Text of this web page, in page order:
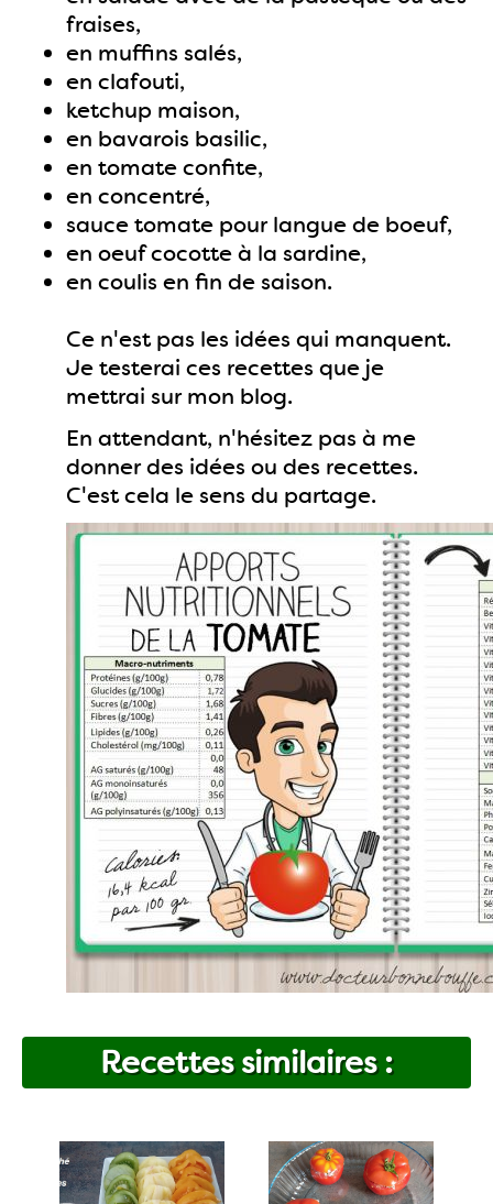
fraises,
en muffins salés,
en clafouti,
ketchup maison,
en bavarois basilic,
en tomate confite,
en concentré,
sauce tomate pour langue de boeuf,
en oeuf cocotte à la sardine,
en coulis en fin de saison.
Ce n'est pas les idées qui manquent.
Je testerai ces recettes que je
mettrai sur mon blog.
En attendant, n'hésitez pas à me
donner des idées ou des recettes.
C'est cela le sens du partage.
Recettes similaires :